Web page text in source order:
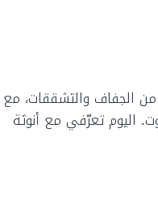
الجفاف والتشققات، مع
اليوم تعرّفي مع أنوثة